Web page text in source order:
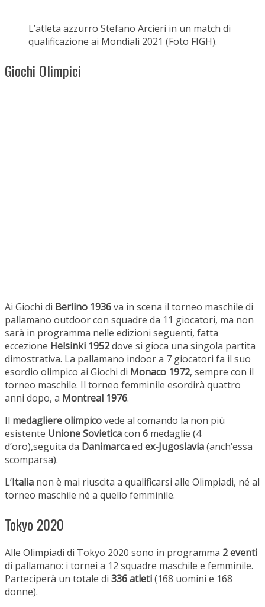
L’atleta azzurro Stefano Arcieri in un match di
qualificazione ai Mondiali 2021 (Foto FIGH).
Giochi Olimpici
Ai Giochi di Berlino 1936va in scena il torneo maschile di
pallamano outdoor con squadre da 11 giocatori, ma non
sarà in programma nelle edizioni seguenti, fatta
eccezione Helsinki 1952dove si gioca una singola partita
dimostrativa. La pallamano indoor a 7 giocatori fa il suo
esordio olimpico ai Giochi di Monaco 1972, sempre con il
torneo maschile. Il torneo femminile esordirà quattro
anni dopo, a Montreal 1976.
Il medagliere olimpicovede al comando la non più
esistente Unione Sovieticacon 6 medaglie (4
d’oro),seguita da Danimarcaed ex-Jugoslavia(anch’essa
scomparsa).
L’Italia non è mai riuscita a qualificarsi alle Olimpiadi, né al
torneo maschile né a quello femminile.
Tokyo 2020
Alle Olimpiadi di Tokyo 2020 sono in programma 2 eventi
di pallamano: i tornei a 12 squadre maschile e femminile.
Parteciperà un totale di 336 atleti(168 uomini e 168
donne).